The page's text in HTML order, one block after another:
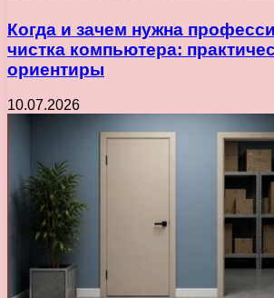
Когда и зачем нужна
чистка компьютера:
ориентиры
10.07.2026